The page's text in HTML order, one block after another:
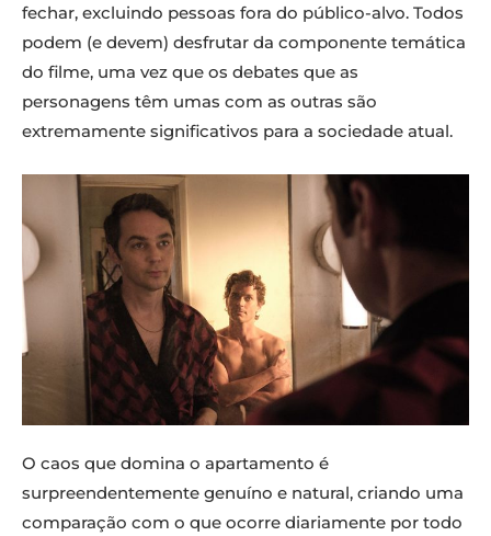
fechar, excluindo pessoas fora do público-alvo. Todos
podem (e devem) desfrutar da componente temática
do filme, uma vez que os debates que as
personagens têm umas com as outras são
extremamente significativos para a sociedade atual.
O caos que domina o apartamento é
surpreendentemente genuíno e natural, criando uma
comparação com o que ocorre diariamente por todo